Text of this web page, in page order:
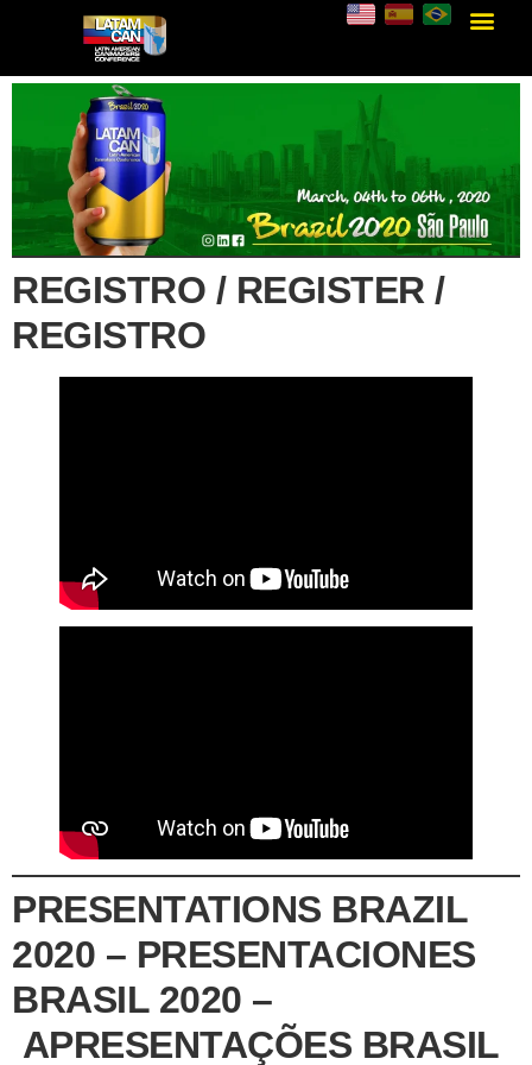
REGISTRO / REGISTER /
REGISTRO
PRESENTATIONS BRAZIL
2020 – PRESENTACIONES
BRASIL 2020 –
APRESENTAÇÕES BRASIL